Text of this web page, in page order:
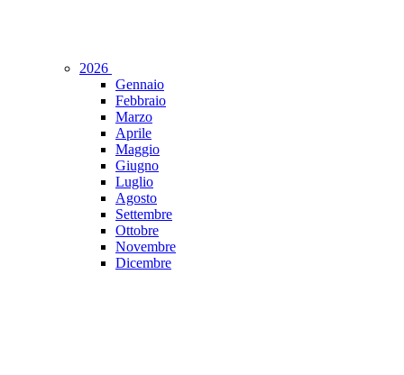
2026
Gennaio
Febbraio
Marzo
Aprile
Maggio
Giugno
Luglio
Agosto
Settembre
Ottobre
Novembre
Dicembre